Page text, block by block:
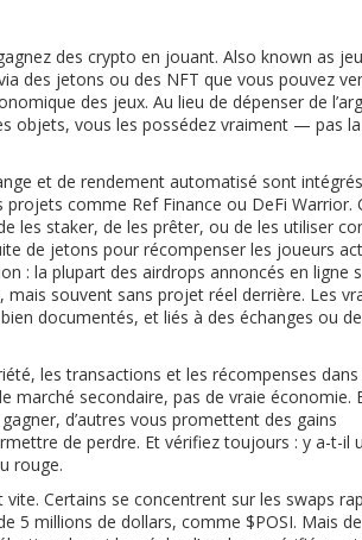
des crypto en jouant. Also known as
des jetons ou des NFT que vous pouvez
des jeux. Au lieu de dépenser de
objets, vous les possédez vraiment — pas la
et de rendement automatisé sont intégrés
comme Ref Finance ou DeFi Warrior.
les staker, de les prêter, ou de les utiliser
de jetons pour récompenser les joueurs
: la plupart des airdrops annoncés en ligne
souvent sans projet réel derrière. Les
documentés, et liés à des échanges ou
les transactions et les récompenses
secondaire, pas de vraie économie.
d’autres vous promettent des gains
de perdre. Et vérifiez toujours : y a-t-il
rouge.
Certains se concentrent sur les swaps
5 millions de dollars, comme $POSI. Mais